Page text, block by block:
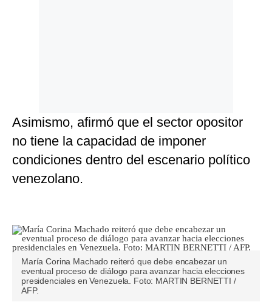
Asimismo, afirmó que el sector opositor
no tiene la capacidad de imponer
condiciones dentro del escenario político
venezolano.
María Corina Machado reiteró que debe encabezar un
eventual proceso de diálogo para avanzar hacia elecciones
presidenciales en Venezuela. Foto: MARTIN BERNETTI /
AFP.